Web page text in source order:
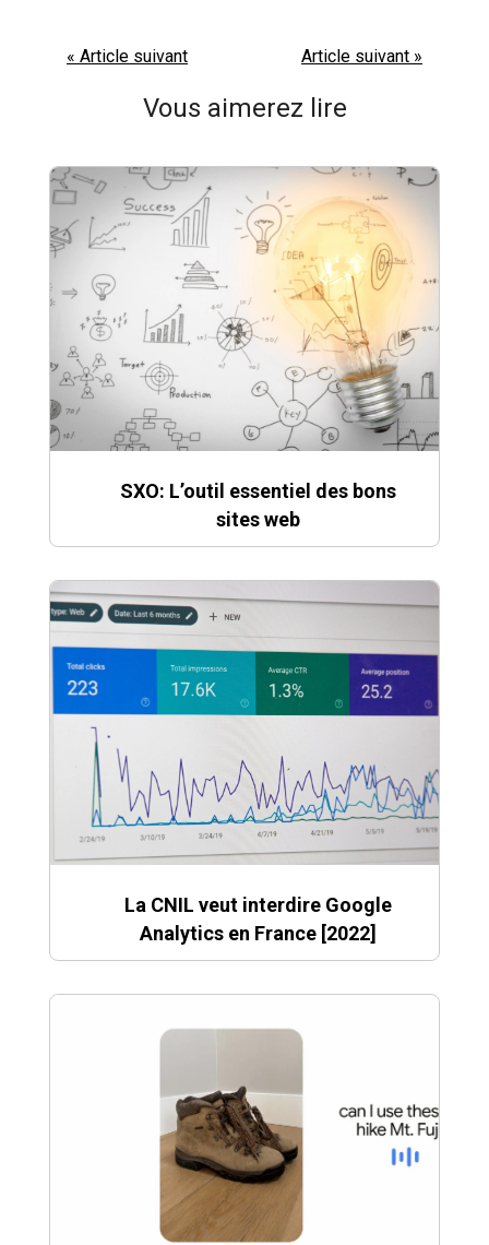
« Article suivant Article suivant »
Vous aimerez lire
SXO: L’outil essentiel des bons
sites web
La CNIL veut interdire Google
Analytics en France [2022]